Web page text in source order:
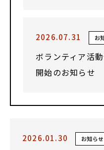
2026.07.31 お
ボランティア活
開始のお知らせ
2026.01.30 お知らせ